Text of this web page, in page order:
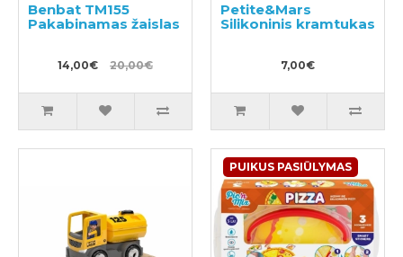
Benbat TM155
Pakabinamas žaislas
14,00€ 20,00€
Petite&Mars
Silikoninis kramtukas
7,00€
PUIKUS PASIŪLYMAS